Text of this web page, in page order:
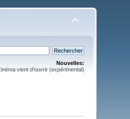
Nouvelles:
vient d'ouvrir (expérimental)